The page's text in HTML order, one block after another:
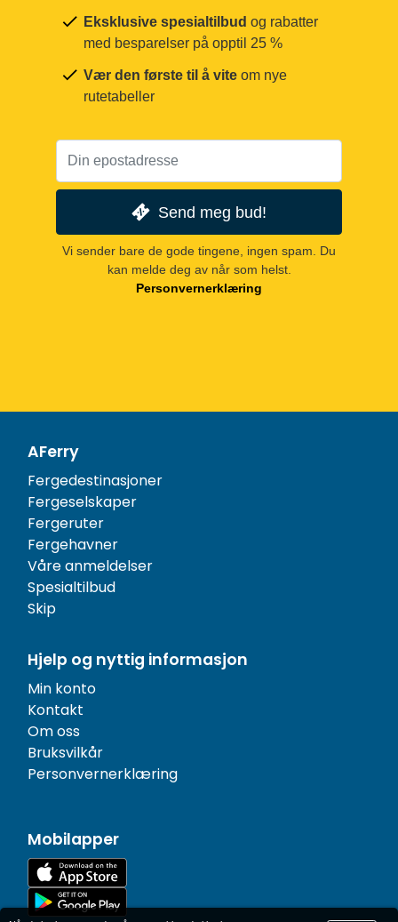
Eksklusive spesialtilbud og rabatter
med besparelser på opptil 25 %
Vær den første til å vite om nye
rutetabeller
Send meg bud!
Vi sender bare de gode tingene, ingen spam. Du
kan melde deg av når som helst.
Personvernerklæring
AFerry
Fergedestinasjoner
Fergeselskaper
Fergeruter
Fergehavner
Våre anmeldelser
Spesialtilbud
Skip
Hjelp og nyttig informasjon
Min konto
Kontakt
Om oss
Bruksvilkår
Personvernerklæring
Mobilapper